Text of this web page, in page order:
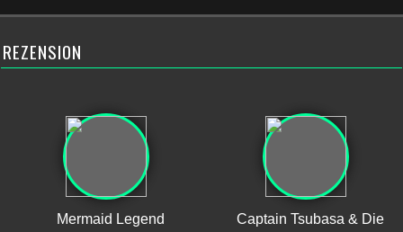
REZENSION
Mermaid Legend
Captain Tsubasa & Die